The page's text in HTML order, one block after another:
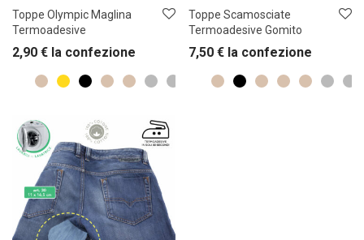
Toppe Olympic Maglina
Termoadesive
2,90 € la confezione
Toppe Scamosciate
Termoadesive Gomito
7,50 € la confezione